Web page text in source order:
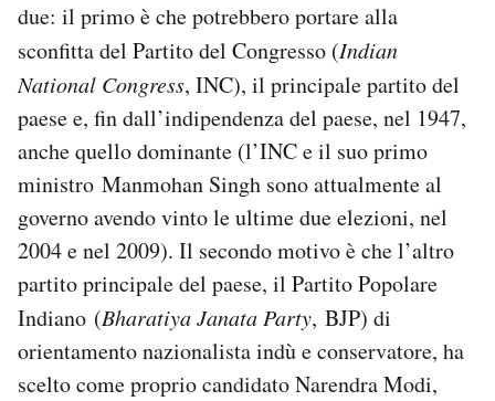
Esci
due: il primo è che potrebbero portare alla
sconfitta del Partito del Congresso (Indian
National Congress, INC), il principale partito del
paese e, fin dall’indipendenza del paese, nel 1947,
anche quello dominante (l’INC e il suo primo
ministro Manmohan Singh sono attualmente al
governo avendo vinto le ultime due elezioni, nel
2004 e nel 2009). Il secondo motivo è che l’altro
partito principale del paese, il Partito Popolare
Indiano (Bharatiya Janata Party, BJP) di
orientamento nazionalista indù e conservatore, ha
scelto come proprio candidato Narendra Modi,